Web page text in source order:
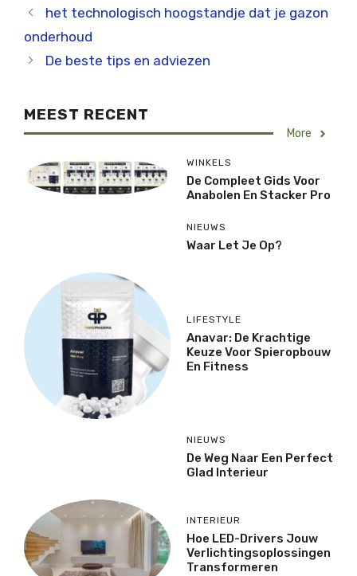
het technologisch hoogstandje dat je gazon
onderhoud
De beste tips en adviezen
MEEST RECENT
More
WINKELS
De Compleet Gids Voor
Anabolen En Stacker Pro
NIEUWS
Waar Let Je Op?
LIFESTYLE
Anavar: De Krachtige
Keuze Voor Spieropbouw
En Fitness
NIEUWS
De Weg Naar Een Perfect
Glad Interieur
INTERIEUR
Hoe LED-Drivers Jouw
Verlichtingsoplossingen
Transformeren